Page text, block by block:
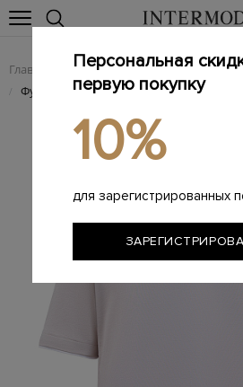
Главная Мужчинам / Одежда /
/ Футболка из хлопкового джерси с
Персональная
первую покупку
10%
для зарегистрированных